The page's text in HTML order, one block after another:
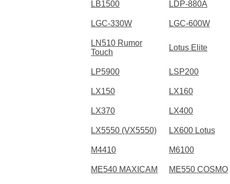
LB1500 LDP-880A
LGC-330W LGC-600W
LN510 Rumor
Touch
Lotus Elite
LP5900 LSP200
LX150 LX160
LX370 LX400
LX5550 (VX5550) LX600 Lotus
M4410 M6100
ME540 MAXICAM ME550 COSMO